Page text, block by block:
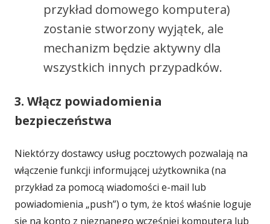
przykład domowego komputera)
zostanie stworzony wyjątek, ale
mechanizm będzie aktywny dla
wszystkich innych przypadków.
3. Włącz powiadomienia
bezpieczeństwa
Niektórzy dostawcy usług pocztowych pozwalają na
włączenie funkcji informującej użytkownika (na
przykład za pomocą wiadomości e-mail lub
powiadomienia „push”) o tym, że ktoś właśnie loguje
się na konto z nieznanego wcześniej komputera lub